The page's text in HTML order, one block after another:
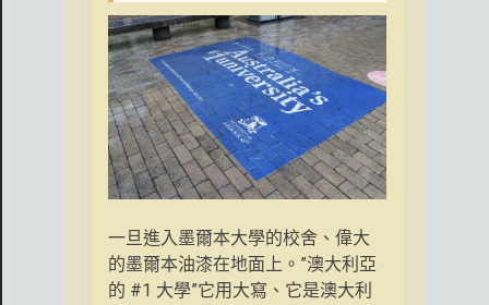
一旦進入墨爾本大學的校舍、偉大
的墨爾本油漆在地面上。”澳大利亞
的 #1 大學”它用大寫、它是澳大利